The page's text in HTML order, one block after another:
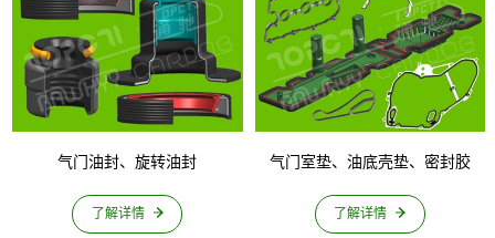
气门油封、旋转油封
了解详情
气门室垫、油底壳垫、密封胶
了解详情